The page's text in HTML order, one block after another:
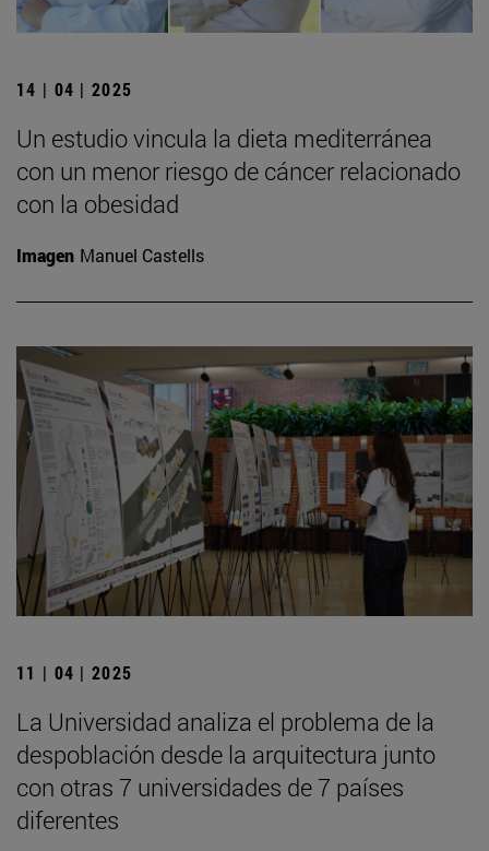
14 | 04 | 2025
Un estudio vincula la dieta mediterránea
con un menor riesgo de cáncer relacionado
con la obesidad
Imagen Manuel Castells
11 | 04 | 2025
La Universidad analiza el problema de la
despoblación desde la arquitectura junto
con otras 7 universidades de 7 países
diferentes